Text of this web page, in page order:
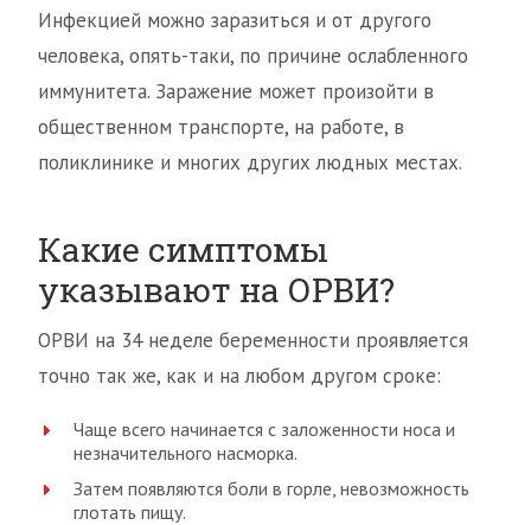
Инфекцией можно заразиться и от другого
человека, опять-таки, по причине ослабленного
иммунитета. Заражение может произойти в
общественном транспорте, на работе, в
поликлинике и многих других людных местах.
Какие симптомы
указывают на ОРВИ?
ОРВИ на 34 неделе беременности проявляется
точно так же, как и на любом другом сроке:
Чаще всего начинается с заложенности носа и
незначительного насморка.
Затем появляются боли в горле, невозможность
глотать пищу.